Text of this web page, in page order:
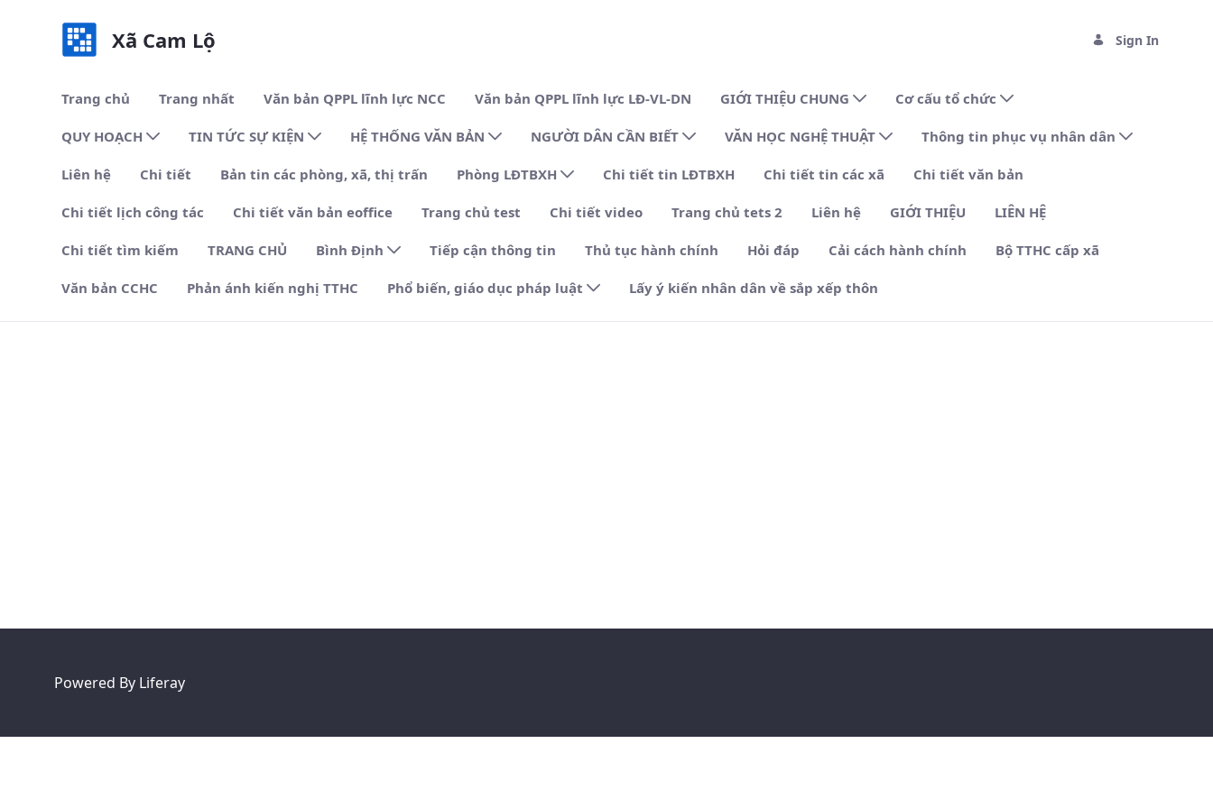
Xã Cam Lộ Sign In
Trang chủ Trang nhất Văn bản QPPL lĩnh lực NCC Văn bản QPPL lĩnh lực LĐ-VL-DN GIỚI THIỆU CHUNG Cơ cấu tổ chức
QUY HOẠCH TIN TỨC SỰ KIỆN HỆ THỐNG VĂN BẢN NGƯỜI DÂN CẦN BIẾT VĂN HỌC NGHỆ THUẬT Thông tin phục vụ nhân dân
Liên hệ Chi tiết Bản tin các phòng, xã, thị trấn Phòng LĐTBXH Chi tiết tin LĐTBXH Chi tiết tin các xã Chi tiết văn bản
Chi tiết lịch công tác Chi tiết văn bản eoffice Trang chủ test Chi tiết video Trang chủ tets 2 Liên hệ GIỚI THIỆU LIÊN HỆ
Chi tiết tìm kiếm TRANG CHỦ Bình Định Tiếp cận thông tin Thủ tục hành chính Hỏi đáp Cải cách hành chính Bộ TTHC cấp xã
Văn bản CCHC Phản ánh kiến nghị TTHC Phổ biến, giáo dục pháp luật Lấy ý kiến nhân dân về sắp xếp thôn
Powered By Liferay